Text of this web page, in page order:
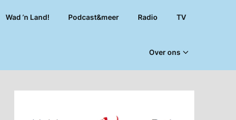
Wad ’n Land! Podcast&meer Radio TV
Over ons